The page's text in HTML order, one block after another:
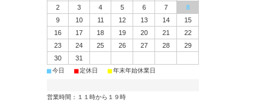
2
3 4 5 6 7
8
9
10 11 12 13 14
15
16
17 18 19 20 21
22
23
24 25 26 27 28
29
30
31
■今日 ■定休日 ■年末年始休業日
営業時間：１１時から１９時